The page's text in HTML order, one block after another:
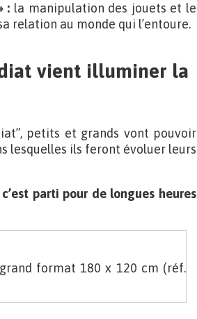
: la manipulation des jouets et le
relation au monde qui l’entoure.
vient illuminer la
petits et grands vont pouvoir
lesquelles ils feront évoluer leurs
parti pour de longues heures
format 180 x 120 cm (réf.